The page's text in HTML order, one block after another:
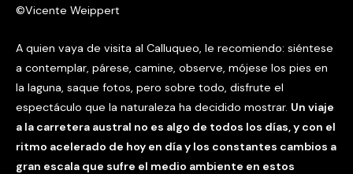
©Vicente Weippert
A quien vaya de visita al Calluqueo, le recomiendo: siéntese
a contemplar, párese, camine, observe, mójese los pies en
la laguna, saque fotos, pero sobre todo, disfrute el
espectáculo que la naturaleza ha decidido mostrar. Un viaje
a la carretera austral no es algo de todos los días, y con el
ritmo acelerado de hoy en día y los constantes cambios a
gran escala que sufre el medio ambiente en estos